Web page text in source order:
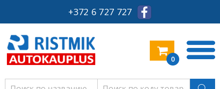
+372 6 727 727
0